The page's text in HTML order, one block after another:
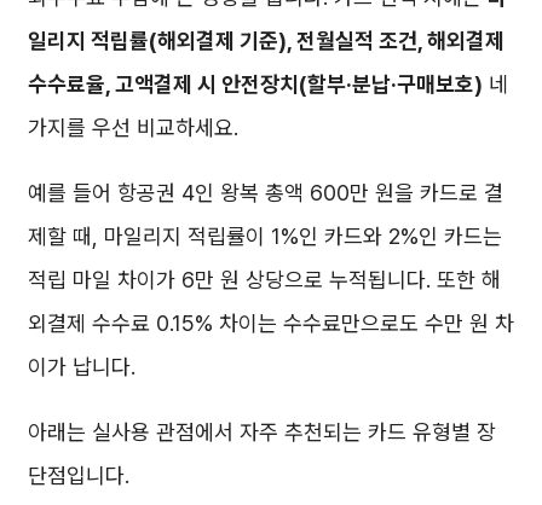
일리지 적립률(해외결제 기준), 전월실적 조건, 해외결제
수수료율, 고액결제 시 안전장치(할부·분납·구매보호) 네
가지를 우선 비교하세요.
예를 들어 항공권 4인 왕복 총액 600만 원을 카드로 결
제할 때, 마일리지 적립률이 1%인 카드와 2%인 카드는
적립 마일 차이가 6만 원 상당으로 누적됩니다. 또한 해
외결제 수수료 0.15% 차이는 수수료만으로도 수만 원 차
이가 납니다.
아래는 실사용 관점에서 자주 추천되는 카드 유형별 장
단점입니다.